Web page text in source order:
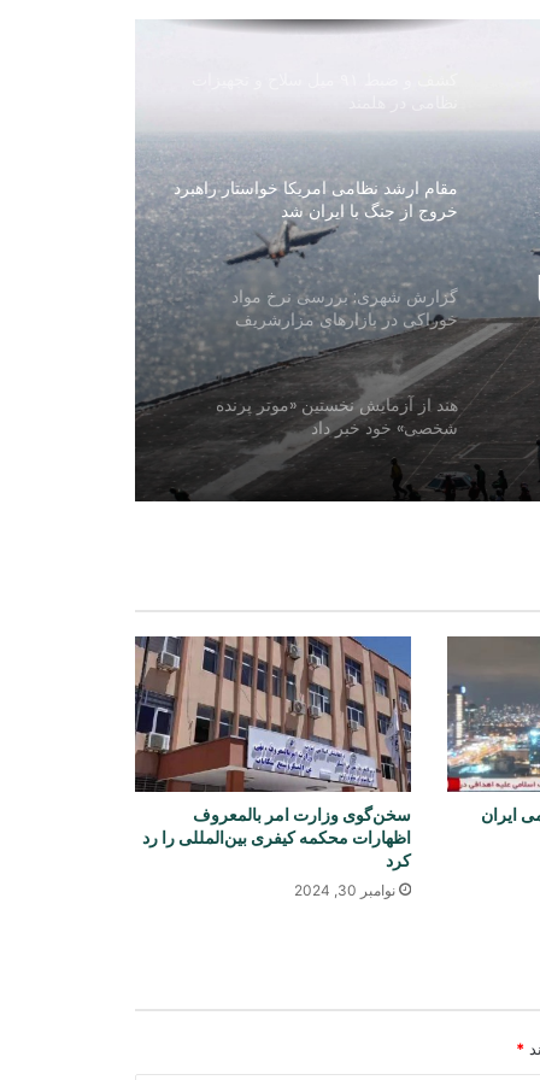
افغانستان
مقام ارشد نظامی امریکا خواستار راهبرد
خروج از جنگ با ایران شد
گزارش شهری: بررسی نرخ مواد
خوراکی در بازارهای مزارشریف
هند از آزمایش نخستین «موتر پرنده
شخصی» خود خبر داد
بشردوستانه، نظام صحی افغانستان را با
چالش جدی روبه‌رو کرده است
اتاق تجارت و سرمایه‌گذاری افغانستان
دومین نشست «اندیشکده اقتصادی» را
برگزار کرد
ترکیه: توافق دفاعی با عربستان و
پاکستان ماهیت دفاعی دارد
ایران
سخن‌گوی وزارت امر بالمعروف
اظهارات محکمه کیفری بین‌المللی را رد
کرد
نوامبر 30, 2024
*